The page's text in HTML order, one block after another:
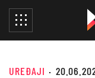
UREĐAJI